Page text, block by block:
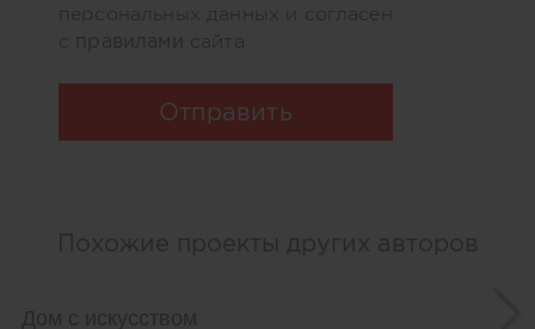
персональных данных и согласен
с
сайта
Отправить